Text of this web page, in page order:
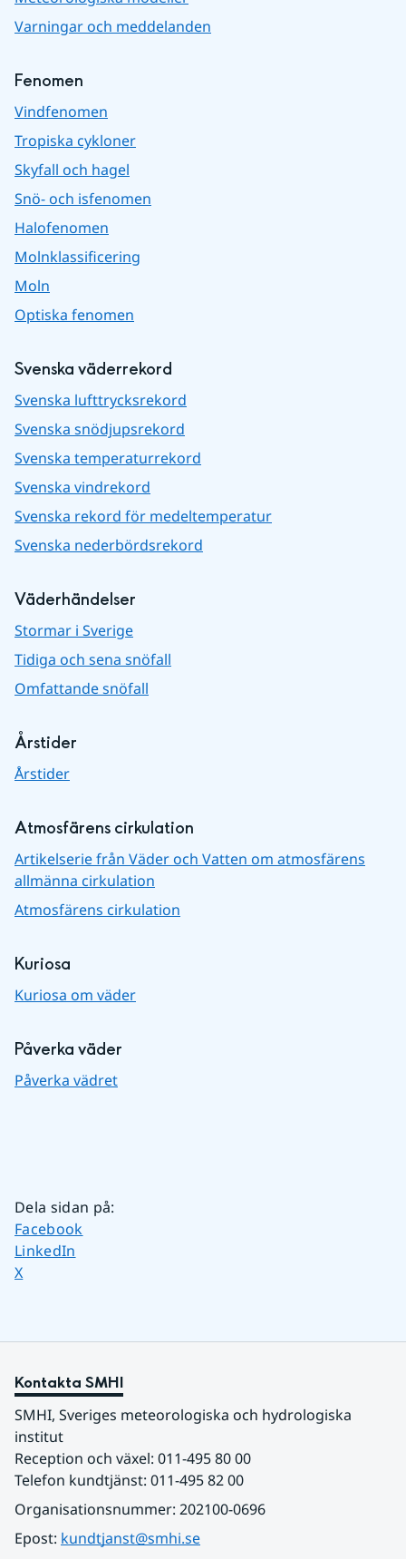
Varningar och meddelanden
Fenomen
Vindfenomen
Tropiska cykloner
Skyfall och hagel
Snö- och isfenomen
Halofenomen
Molnklassificering
Moln
Optiska fenomen
Svenska väderrekord
Svenska lufttrycksrekord
Svenska snödjupsrekord
Svenska temperaturrekord
Svenska vindrekord
Svenska rekord för medeltemperatur
Svenska nederbördsrekord
Väderhändelser
Stormar i Sverige
Tidiga och sena snöfall
Omfattande snöfall
Årstider
Årstider
Atmosfärens cirkulation
Artikelserie från Väder och Vatten om atmosfärens
allmänna cirkulation
Atmosfärens cirkulation
Kuriosa
Kuriosa om väder
Påverka väder
Påverka vädret
Dela sidan på:
Dela sidan på
Facebook
Dela sidan på
LinkedIn
Dela sidan på
X
Kontakta SMHI
SMHI, Sveriges meteorologiska och hydrologiska
institut
Reception och växel: 011-495 80 00
Telefon kundtjänst: 011-495 82 00
Organisationsnummer: 202100-0696
Epost: kundtjanst@smhi.se